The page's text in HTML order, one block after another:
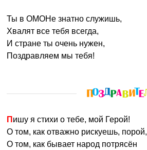
Ты в ОМОНе знатно служишь,
Хвалят все тебя всегда,
И стране ты очень нужен,
Поздравляем мы тебя!
Пишу я стихи о тебе, мой Герой!
О том, как отважно рискуешь, порой,
О том, как бывает народ потрясён